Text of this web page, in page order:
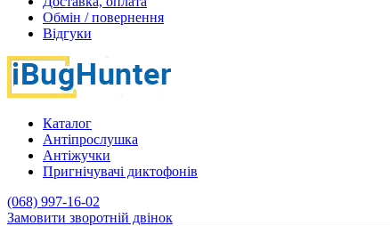
Обмін / повернення
Відгуки
Каталог
Антіпрослушка
Антіжучки
Пригнічувачі диктофонів
(068) 997-16-02
Замовити зворотній двінок